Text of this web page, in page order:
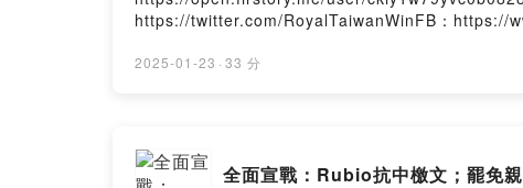
https://twitter.com/RoyalTaiwanWinFB：https://
2025-01-23 · 33 分
全面宣戰：Rubio抗中檄文；罷免